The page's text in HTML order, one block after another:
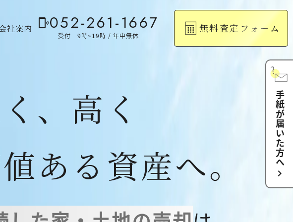
社案内 phonelink_ring052-261-1667
受付 9時~19時 / 年中無休
無料査定フォーム
、高く
ある資産へ。
手紙が届いた方へ
chevron_right